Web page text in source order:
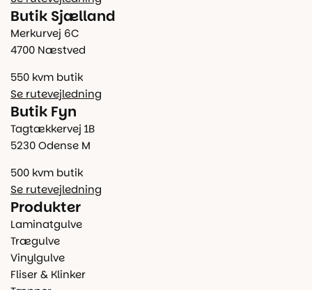
Butik Sjælland
Merkurvej 6C
4700 Næstved
550 kvm butik
Se rutevejledning
Butik Fyn
Tagtækkervej 1B
5230 Odense M
500 kvm butik
Se rutevejledning
Produkter
Laminatgulve
Trægulve
Vinylgulve
Fliser & Klinker